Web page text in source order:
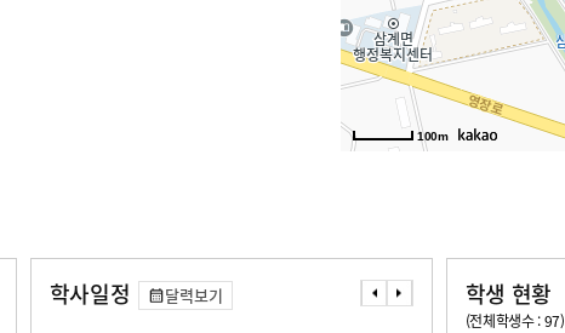
100m
학사일정 달력보기 학생 현황
(전체학생수 : 97)